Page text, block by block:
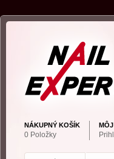
NÁKUPNÝ KOŠÍK
0 Položky